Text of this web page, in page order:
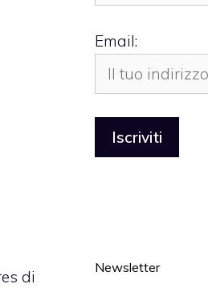
di
Email:
Newsletter